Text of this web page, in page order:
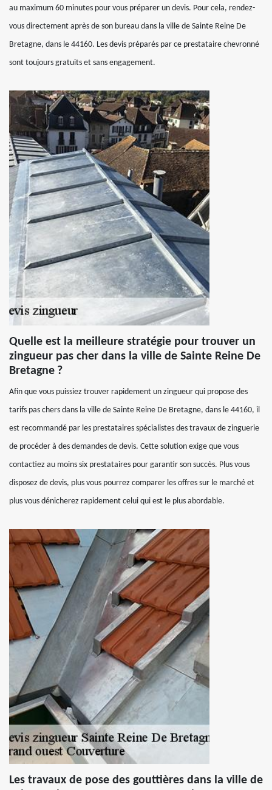
au maximum 60 minutes pour vous préparer un devis. Pour cela, rendez-
vous directement après de son bureau dans la ville de Sainte Reine De
Bretagne, dans le 44160. Les devis préparés par ce prestataire chevronné
sont toujours gratuits et sans engagement.
Quelle est la meilleure stratégie pour trouver un
zingueur pas cher dans la ville de Sainte Reine De
Bretagne ?
Afin que vous puissiez trouver rapidement un zingueur qui propose des
tarifs pas chers dans la ville de Sainte Reine De Bretagne, dans le 44160, il
est recommandé par les prestataires spécialistes des travaux de zinguerie
de procéder à des demandes de devis. Cette solution exige que vous
contactiez au moins six prestataires pour garantir son succès. Plus vous
disposez de devis, plus vous pourrez comparer les offres sur le marché et
plus vous dénicherez rapidement celui qui est le plus abordable.
Les travaux de pose des gouttières dans la ville de